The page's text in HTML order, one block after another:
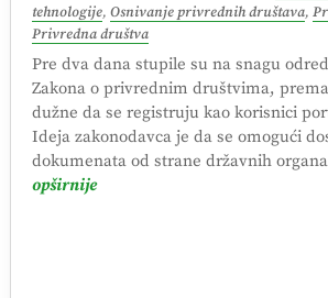
tehnologije, Osnivanje privrednih društava,
Privredna društva
Pre dva dana stupile su na snagu
Zakona o privrednim društvima,
dužne da se registruju kao korisnici
Ideja zakonodavca je da se omogući
dokumenata od strane državnih
opširnije